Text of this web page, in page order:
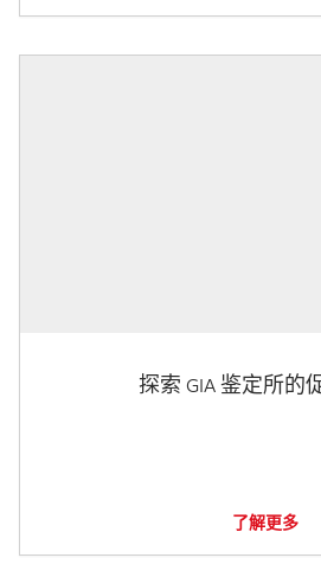
探索 GIA 鉴定所的
了解更多